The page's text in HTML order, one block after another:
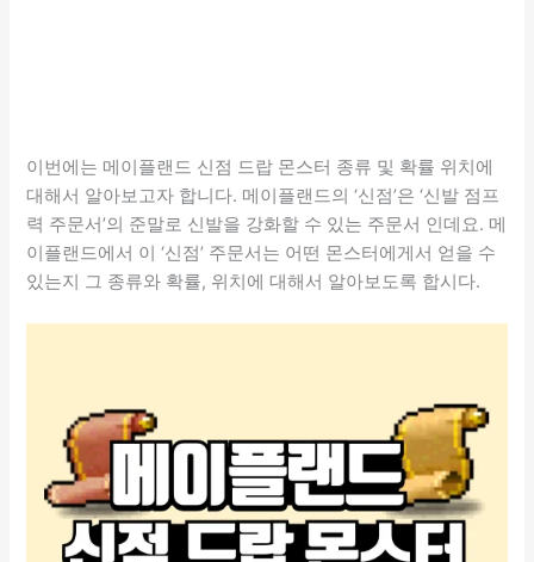
이번에는 메이플랜드 신점 드랍 몬스터 종류 및 확률 위치에
대해서 알아보고자 합니다. 메이플랜드의 ‘신점’은 ‘신발 점프
력 주문서’의 준말로 신발을 강화할 수 있는 주문서 인데요. 메
이플랜드에서 이 ‘신점’ 주문서는 어떤 몬스터에게서 얻을 수
있는지 그 종류와 확률, 위치에 대해서 알아보도록 합시다.